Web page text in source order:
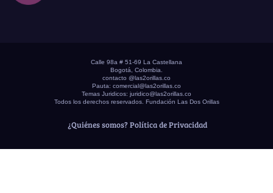
Calle 98a # 51-69 La Castellana
Bogotá, Colombia.
contacto @las2orillas.co
Pauta: comercial@las2orillas.co
Temas Juridicos: juridico@las2orillas.co
Todos los derechos reservados. Fundación Las Dos Orillas
¿Quiénes somos? Política de Privacidad